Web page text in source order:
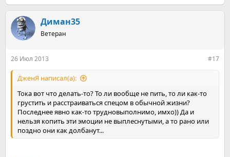
Диман35
Ветеран
26 Июл 2013 #17
ДженЯ написал(а):
Тока вот что делать-то? То ли вообще не пить, то ли как-то
грустить и расстраиваться спецом в обычной жизни?
Последнее явно как-то трудновыполнимо, имхо)) Да и
нельзя копить эти эмоции не выплеснутыми, а то рано или
поздно они как долбанут...